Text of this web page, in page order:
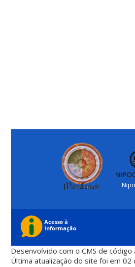
Desenvolvido com o CMS de
Última atualização do site foi em